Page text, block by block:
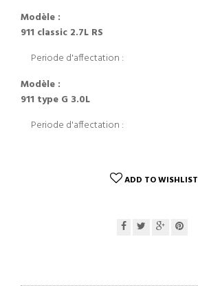
Modèle :
911 classic 2.7L RS
Periode d'affectation :
Modèle :
911 type G 3.0L
Periode d'affectation :
ADD TO WISHLIST